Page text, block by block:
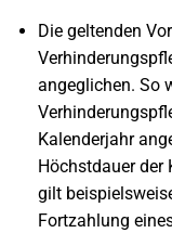
Die geltenden
angeglichen. So
Kalenderjahr
Höchstdauer der
gilt
Fortzahlung